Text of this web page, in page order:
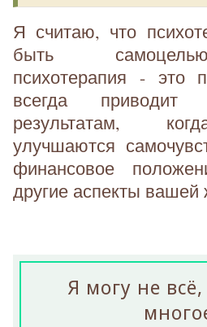
Я считаю, что
быть
психотерапия - это
всегда приводит
результатам,
улучшаются
финансовое
другие аспекты вашей
Я могу не